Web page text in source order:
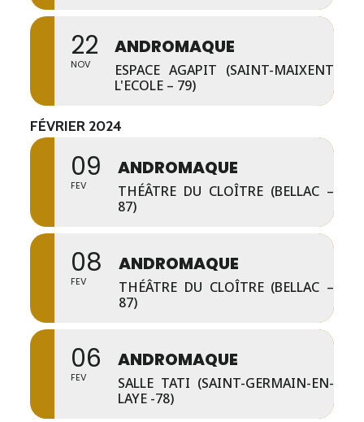
22
NOV
ANDROMAQUE
ESPACE AGAPIT (SAINT-MAIXENT
L'ECOLE – 79)
FÉVRIER 2024
09
FEV
ANDROMAQUE
THÉÂTRE DU CLOÎTRE (BELLAC –
87)
08
FEV
ANDROMAQUE
THÉÂTRE DU CLOÎTRE (BELLAC –
87)
06
FEV
ANDROMAQUE
SALLE TATI (SAINT-GERMAIN-EN-
LAYE -78)